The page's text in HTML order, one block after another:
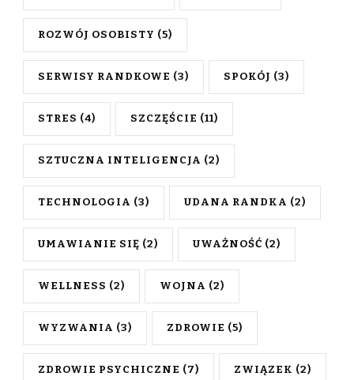
ROZWÓJ OSOBISTY (5)
SERWISY RANDKOWE (3) SPOKÓJ (3)
STRES (4) SZCZĘŚCIE (11)
SZTUCZNA INTELIGENCJA (2)
TECHNOLOGIA (3) UDANA RANDKA (2)
UMAWIANIE SIĘ (2) UWAŻNOŚĆ (2)
WELLNESS (2) WOJNA (2)
WYZWANIA (3) ZDROWIE (5)
ZDROWIE PSYCHICZNE (7) ZWIĄZEK (2)